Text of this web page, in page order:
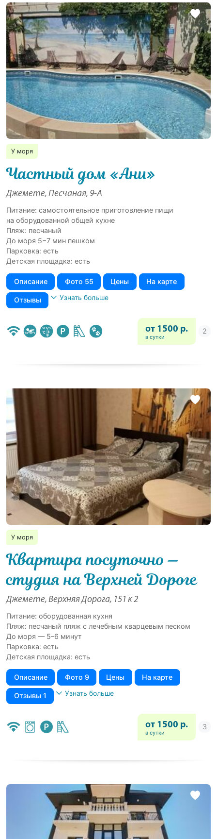
У моря
Частный дом «Ани»
Джемете, Песчаная, 9-А
Питание: самостоятельное приготовление пищи
на оборудованной общей кухне
Пляж: песчаный
До моря 5−7 мин пешком
Парковка: есть
Детская площадка: есть
Описание Фото 55 Цены На карте
Отзывы Узнать больше
от 1500 р.
в сутки
У моря
Квартира посуточно —
студия на Верхней Дороге
Джемете, Верхняя Дорога, 151 к 2
Питание: оборудованная кухня
Пляж: песчаный пляж с лечебным кварцевым песком
До моря — 5–6 минут
Парковка: есть
Детская площадка: есть
Описание Фото 9 Цены На карте
Отзывы 1 Узнать больше
от 1500 р.
в сутки